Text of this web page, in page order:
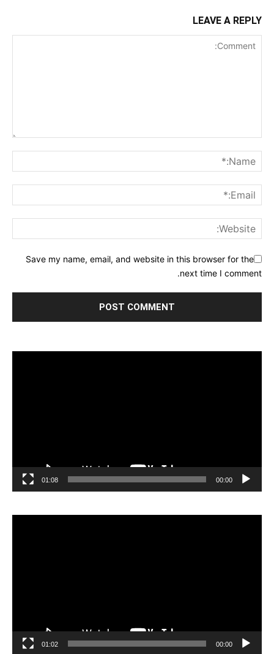
LEAVE A REPLY
Save my name, email, and website in this browser for the
next time I comment.
00:00
01:08
00:00
01:02